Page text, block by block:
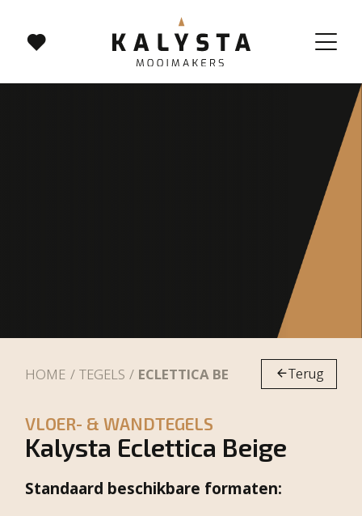
HOME TEGELS ECLETTICA BEIGE Terug
VLOER- & WANDTEGELS
Kalysta Eclettica Beige
Standaard beschikbare formaten: